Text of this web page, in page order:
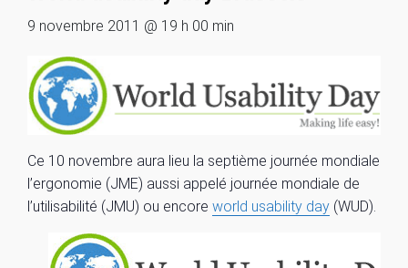
9 novembre 2011 @ 19 h 00 min
Ce 10 novembre aura lieu la septième journée mondiale de
l’ergonomie (JME) aussi appelé journée mondiale de
l’utilisabilité (JMU) ou encore world usability day (WUD).